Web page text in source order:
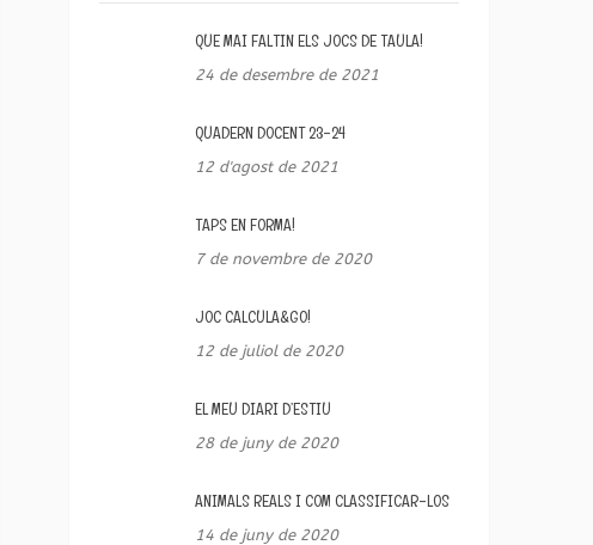
QUE MAI FALTIN ELS JOCS DE TAULA!
24 de desembre de 2021
QUADERN DOCENT 23-24
12 d'agost de 2021
TAPS EN FORMA!
7 de novembre de 2020
JOC CALCULA&GO!
12 de juliol de 2020
EL MEU DIARI D’ESTIU
28 de juny de 2020
ANIMALS REALS I COM CLASSIFICAR-LOS
14 de juny de 2020